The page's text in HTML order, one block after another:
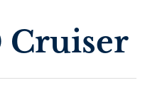
Cruiser